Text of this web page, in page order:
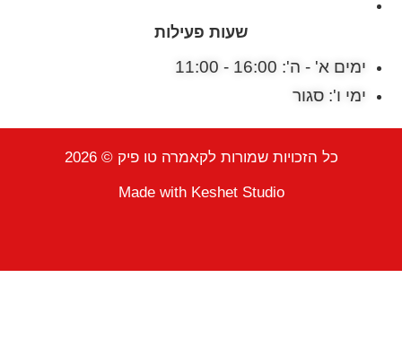
שעות פעילות
ימים א' - ה': 16:00 - 11:00
ימי ו': סגור
כל הזכויות שמורות לקאמרה טו פיק © 2026
Made withKeshet Studio